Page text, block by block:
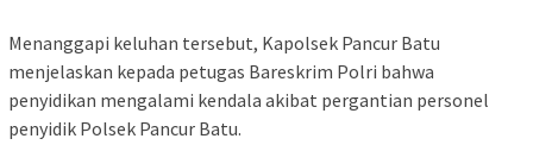
Menanggapi keluhan tersebut, Kapolsek Pancur Batu
menjelaskan kepada petugas Bareskrim Polri bahwa
penyidikan mengalami kendala akibat pergantian personel
penyidik Polsek Pancur Batu.